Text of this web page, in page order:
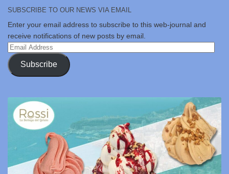
SUBSCRIBE TO OUR NEWS VIA EMAIL
Enter your email address to subscribe to this web-journal and
receive notifications of new posts by email.
Email
Address
Subscribe